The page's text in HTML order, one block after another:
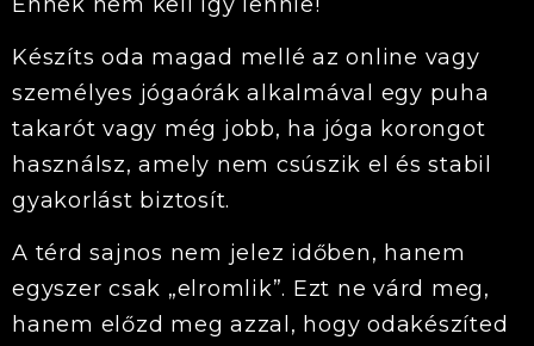
Készíts oda magad mellé az online vagy
személyes jógaórák alkalmával egy puha
takarót vagy még jobb, ha jóga korongot
használsz, amely nem csúszik el és stabil
gyakorlást biztosít.
A térd sajnos nem jelez időben, hanem
egyszer csak „elromlik”. Ezt ne várd meg,
hanem előzd meg azzal, hogy odakészíted